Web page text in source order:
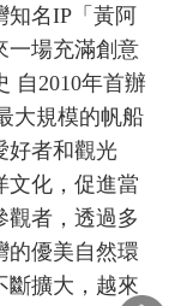
知名IP「黃阿
一場充滿創意
自2010年首辦
大規模的帆船
好者和觀光
文化，促進當
觀者，透過多
的優美自然環
斷擴大，越來